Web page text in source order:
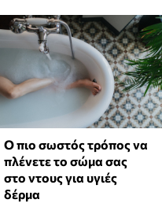
Ο πιο σωστός τρόπος να
πλένετε το σώμα σας
στο ντους για υγιές
δέρμα